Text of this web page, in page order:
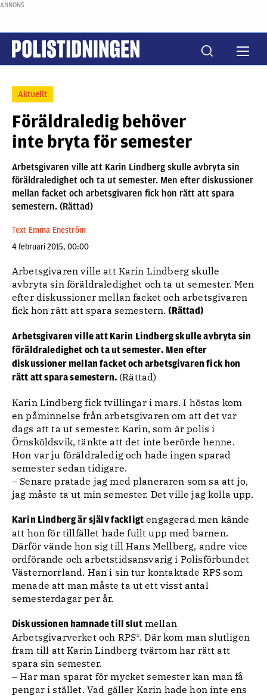
ANNONS
Aktuellt
Föräldraledig behöver
inte bryta för semester
Arbetsgivaren ville att Karin Lindberg skulle avbryta sin
föräldraledighet och ta ut semester. Men efter diskussioner
mellan facket och arbetsgivaren fick hon rätt att spara
semestern. (Rättad)
Text Emma Eneström
4 februari 2015, 00:00
Arbetsgivaren ville att Karin Lindberg skulle
avbryta sin föräldraledighet och ta ut semester. Men
efter diskussioner mellan facket och arbetsgivaren
fick hon rätt att spara semestern. (Rättad)
Arbetsgivaren ville att Karin Lindberg skulle avbryta sin
föräldraledighet och ta ut semester. Men efter
diskussioner mellan facket och arbetsgivaren fick hon
rätt att spara semestern. (Rättad)
Karin Lindberg fick tvillingar i mars. I höstas kom
en påminnelse från arbetsgivaren om att det var
dags att ta ut semester. Karin, som är polis i
Örnsköldsvik, tänkte att det inte berörde henne.
Hon var ju föräldraledig och hade ingen sparad
semester sedan tidigare.
– Senare pratade jag med planeraren som sa att jo,
jag måste ta ut min semester. Det ville jag kolla upp.
Karin Lindberg är själv fackligt engagerad men kände
att hon för tillfället hade fullt upp med barnen.
Därför vände hon sig till Hans Mellberg, andre vice
ordförande och arbetstidsansvarig i Polisförbundet
Västernorrland. Han i sin tur kontaktade RPS som
menade att man måste ta ut ett visst antal
semesterdagar per år.
Diskussionen hamnade till slutmellan
Arbetsgivarverket och RPS*. Där kom man slutligen
fram till att Karin Lindberg tvärtom har rätt att
spara sin semester.
– Har man sparat för mycket semester kan man få
pengar i stället. Vad gäller Karin hade hon inte ens